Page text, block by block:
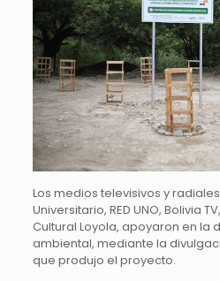
Los medios televisivos y
Universitario, RED UNO, Bolivia
Cultural Loyola, apoyaron en la
ambiental, mediante la
que produjo el proyecto.